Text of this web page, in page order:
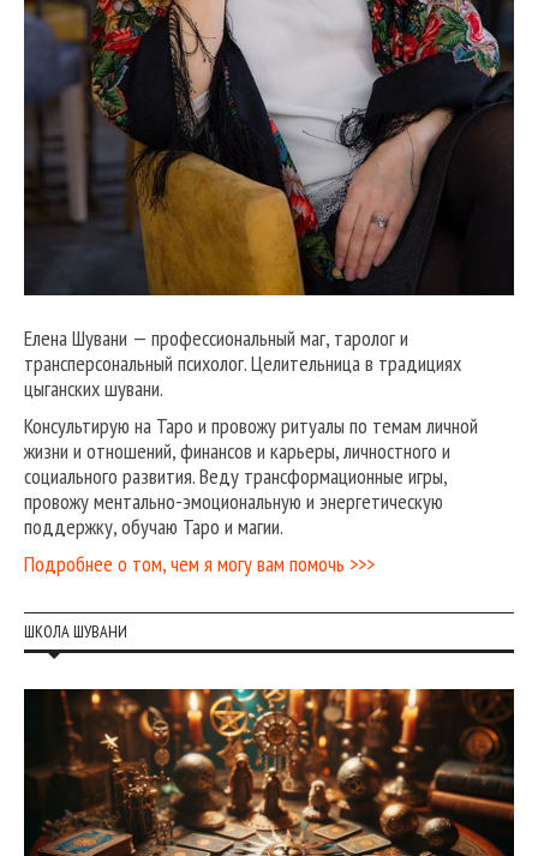
Елена Шувани — профессиональный маг, таролог и
трансперсональный психолог. Целительница в традициях
цыганских шувани.
Консультирую на Таро и провожу ритуалы по темам личной
жизни и отношений, финансов и карьеры, личностного и
социального развития. Веду трансформационные игры,
провожу ментально-эмоциональную и энергетическую
поддержку, обучаю Таро и магии.
Подробнее о том, чем я могу вам помочь >>>
ШКОЛА ШУВАНИ